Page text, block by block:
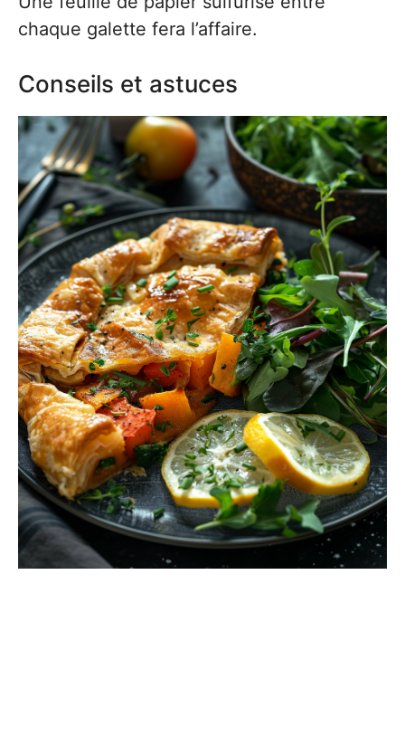
chaque galette fera l’affaire.
Conseils et astuces